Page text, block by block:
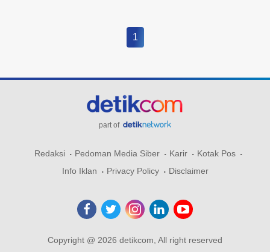
1
part of
Redaksi Pedoman Media Siber Karir
Kotak Pos
Info Iklan
Privacy Policy Disclaimer
Copyright @ 2026 detikcom, All right reserved